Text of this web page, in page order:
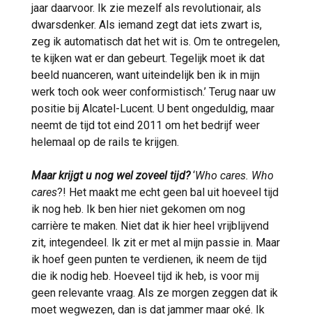
jaar daarvoor. Ik zie mezelf als revolutionair, als
dwarsdenker. Als iemand zegt dat iets zwart is,
zeg ik automatisch dat het wit is. Om te ontregelen,
te kijken wat er dan gebeurt. Tegelijk moet ik dat
beeld nuanceren, want uiteindelijk ben ik in mijn
werk toch ook weer conformistisch.’ Terug naar uw
positie bij Alcatel-Lucent. U bent ongeduldig, maar
neemt de tijd tot eind 2011 om het bedrijf weer
helemaal op de rails te krijgen.
Maar krijgt u nog wel zoveel tijd?‘Who cares. Who
cares?! Het maakt me echt geen bal uit hoeveel tijd
ik nog heb. Ik ben hier niet gekomen om nog
carrière te maken. Niet dat ik hier heel vrijblijvend
zit, integendeel. Ik zit er met al mijn passie in. Maar
ik hoef geen punten te verdienen, ik neem de tijd
die ik nodig heb. Hoeveel tijd ik heb, is voor mij
geen relevante vraag. Als ze morgen zeggen dat ik
moet wegwezen, dan is dat jammer maar oké. Ik